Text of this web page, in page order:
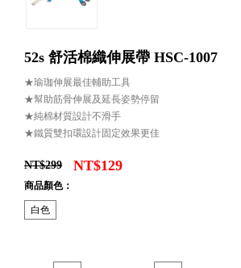
52s 舒活棉織伸展帶 HSC-1007
★瑜珈伸展最佳輔助工具
★幫助筋骨伸展及延長姿勢停留
★純棉材質設計不滑手
★鐵質雙扣環設計固定效果更佳
NT$299 NT$129
商品顏色：
白色